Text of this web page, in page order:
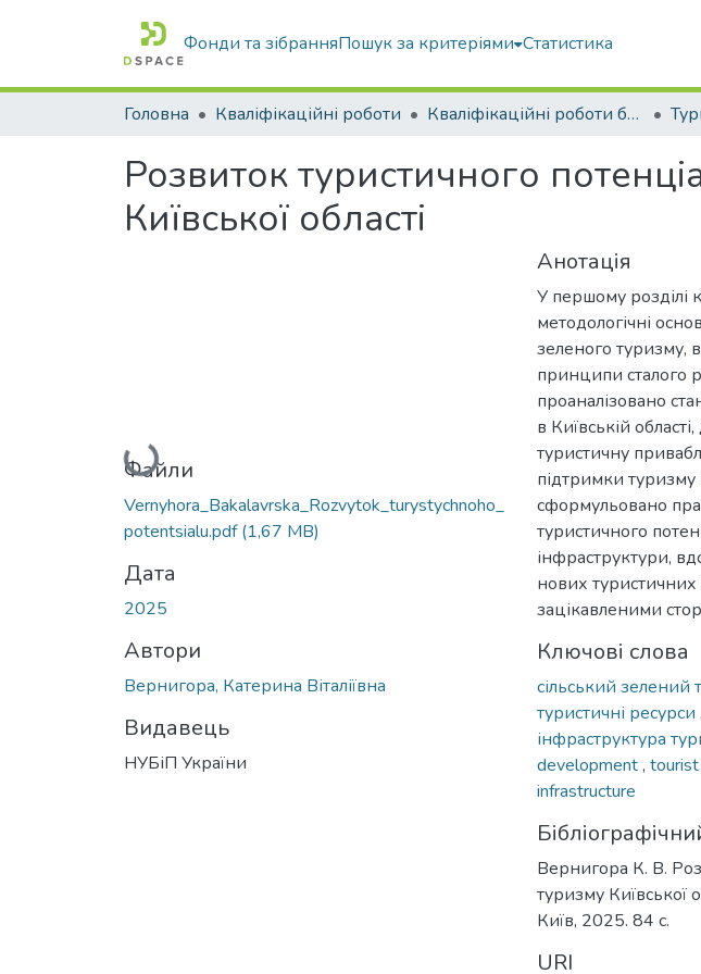
Фонди та зібранняПошук за критеріями Статистика
Головна Кваліфікаційні роботи Кваліфікаційні роботи бакалаврів
Розвиток туристичного
Київської області
Вантажиться...
Файли
Vernyhora_Bakalavrska_Rozvytok_turystychnoho_
potentsialu.pdf(1,67 MB)
Дата
2025
Автори
Вернигора, Катерина Віталіївна
Видавець
НУБіП України
Анотація
У першому розділі
методологічні
зеленого туризму,
принципи сталого
проаналізовано
в Київській
туристичну
підтримки туризму
сформульовано
туристичного
інфраструктури,
нових туристичних
зацікавленими
Ключові слова
сільський зелений
туристичні ресурси ,
інфраструктура
development,
infrastructure
Вернигора К. В.
туризму Київської
Київ, 2025. 84 с.
URI